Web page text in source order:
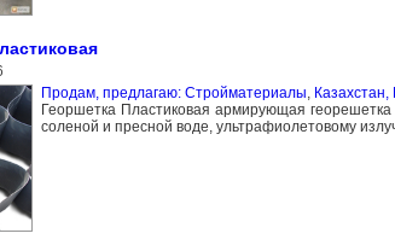
Продам, предлагаю: Стройматериалы
Георшетка Пластиковая армирующая
соленой и пресной воде, ультрафиолетовому